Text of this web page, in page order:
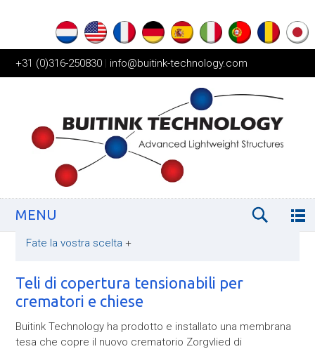
+31 (0)316-250830 | info@buitink-technology.com
MENU
Fate la vostra scelta +
Teli di copertura tensionabili per
crematori e chiese
Buitink Technology ha prodotto e installato una membrana
tesa che copre il nuovo crematorio Zorgvlied di